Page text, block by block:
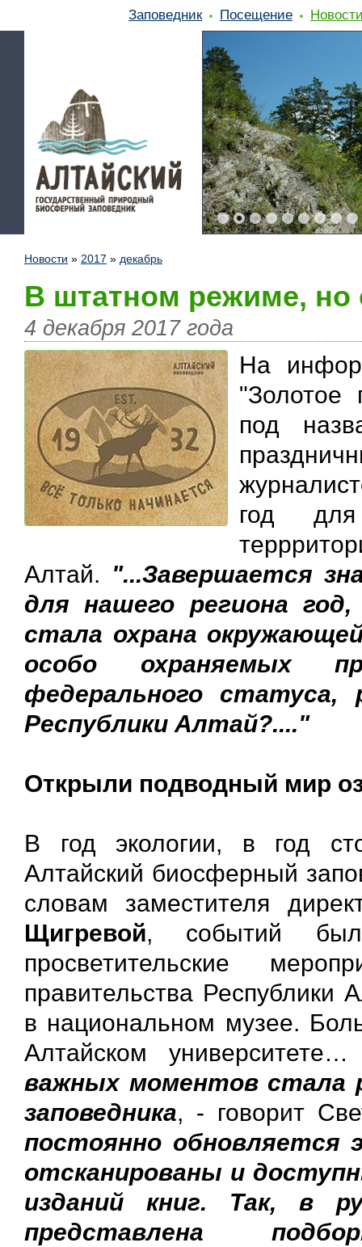
Заповедник Посещение
Новости » 2017 » декабрь
В штатном режиме, но
4 декабря 2017 года
На
"Золотое
под
год
Алтай. "...Завершается
для нашего региона
стала охрана
особо охраняемых
федерального статуса,
Республики Алтай?...."
Открыли подводный мир
В год экологии, в год
Алтайский биосферный
словам заместителя
Щигревой, событий
просветительские
правительства Республики
в национальном музее.
Алтайском
важных моментов стала
заповедника, - говорит
постоянно обновляется
отсканированы и
изданий книг. Так, в
представлена